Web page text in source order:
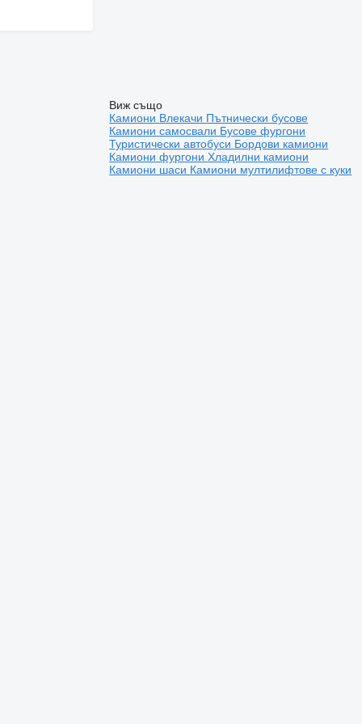
Виж също
Камиони Влекачи Пътнически бусове
Камиони самосвали Бусове фургони
Туристически автобуси Бордови камиони
Камиони фургониХладилни камиони
Камиони шаси Камиони мултилифтове с куки